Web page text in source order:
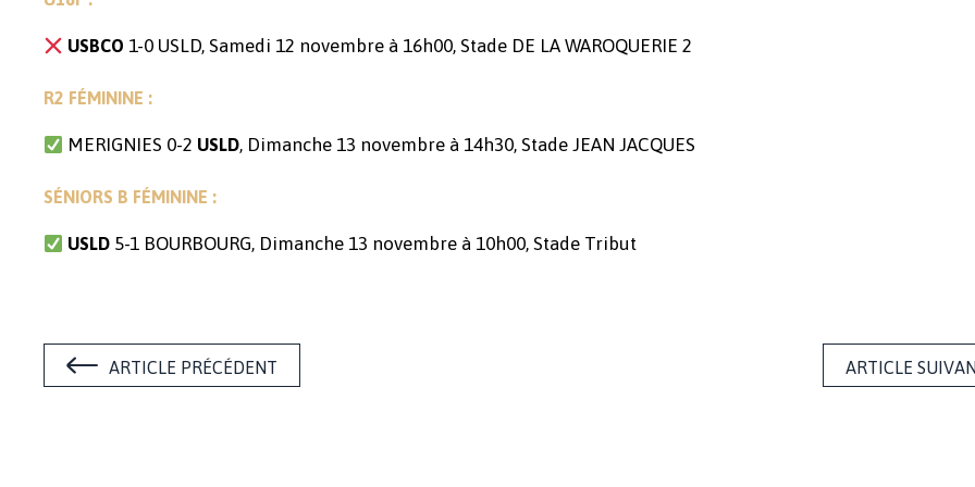
USBCO 1-0 USLD, Samedi 12 novembre à 16h00, Stade DE LA WAROQUERIE 2
R2 FÉMININE :
MERIGNIES 0-2 USLD, Dimanche 13 novembre à 14h30, Stade JEAN JACQUES
SÉNIORS B FÉMININE :
USLD 5-1 BOURBOURG, Dimanche 13 novembre à 10h00, Stade Tribut
ARTICLE PRÉCÉDENT ARTICLE